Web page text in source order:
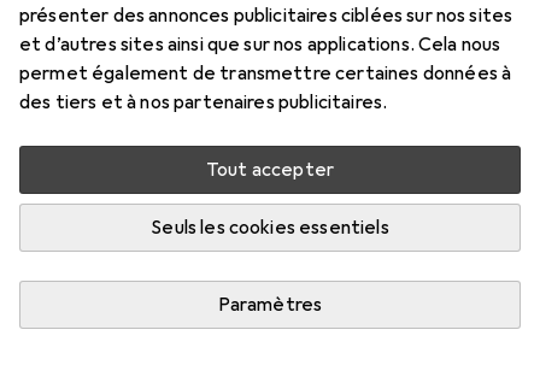
présenter des annonces publicitaires ciblées sur nos sites
et d’autres sites ainsi que sur nos applications. Cela nous
permet également de transmettre certaines données à
des tiers et à nos partenaires publicitaires.
Tout accepter
Seuls les cookies essentiels
Paramètres